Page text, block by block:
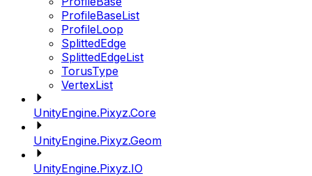
ProfileBaseList
ProfileLoop
SplittedEdge
SplittedEdgeList
TorusType
VertexList
UnityEngine.Pixyz.Core
UnityEngine.Pixyz.Geom
UnityEngine.Pixyz.IO